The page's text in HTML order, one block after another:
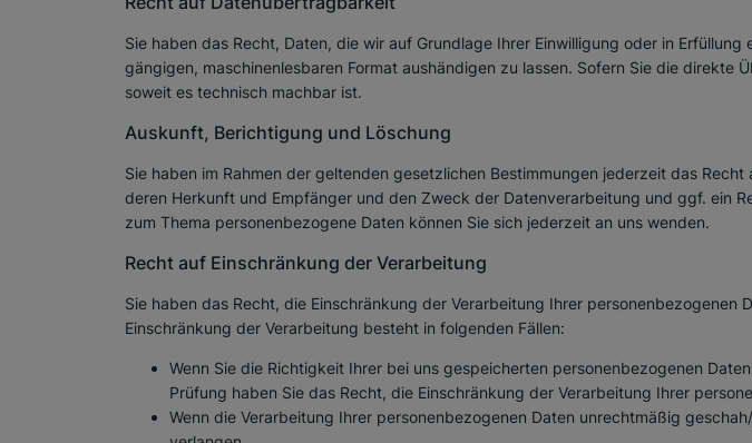
Sie haben das Recht, Daten, die wir auf Grundlage Ihrer Einwilligung oder in
gängigen, maschinenlesbaren Format aushändigen zu lassen. Sofern Sie die
soweit es technisch machbar ist.
Auskunft, Berichtigung und Löschung
Sie haben im Rahmen der geltenden gesetzlichen Bestimmungen jederzeit das
deren Herkunft und Empfänger und den Zweck der Datenverarbeitung und ggf. ein
zum Thema personenbezogene Daten können Sie sich jederzeit an uns wenden.
Recht auf Einschränkung der Verarbeitung
Sie haben das Recht, die Einschränkung der Verarbeitung Ihrer
Einschränkung der Verarbeitung besteht in folgenden Fällen:
Wenn Sie die Richtigkeit Ihrer bei uns gespeicherten personenbezogenen
Prüfung haben Sie das Recht, die Einschränkung der Verarbeitung Ihrer
Wenn die Verarbeitung Ihrer personenbezogenen Daten unrechtmäßig